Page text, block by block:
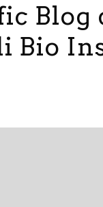
Blog
Bio